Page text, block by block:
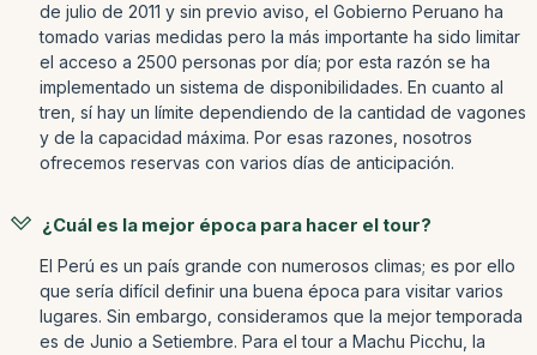
de julio de 2011 y sin previo aviso, el Gobierno Peruano ha
tomado varias medidas pero la más importante ha sido limitar
el acceso a 2500 personas por día; por esta razón se ha
implementado un sistema de disponibilidades. En cuanto al
tren, sí hay un límite dependiendo de la cantidad de vagones
y de la capacidad máxima. Por esas razones, nosotros
ofrecemos reservas con varios días de anticipación.
¿Cuál es la mejor época para hacer el tour?
El Perú es un país grande con numerosos climas; es por ello
que sería difícil definir una buena época para visitar varios
lugares. Sin embargo, consideramos que la mejor temporada
es de Junio a Setiembre. Para el tour a Machu Picchu, la